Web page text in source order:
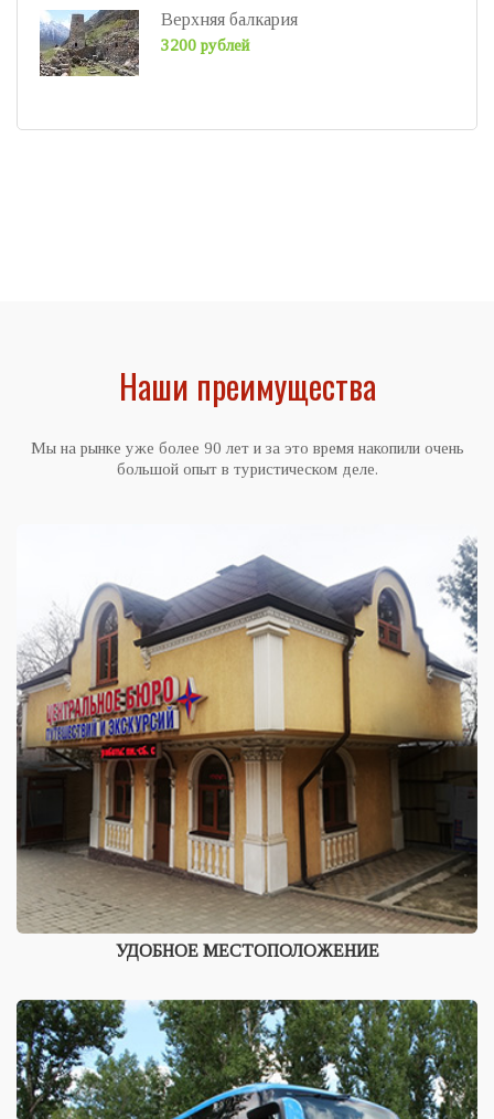
Верхняя балкария
3200 рублей
Наши преимущества
Мы на рынке уже более 90 лет и за это время накопили очень
большой опыт в туристическом деле.
УДОБНОЕ МЕСТОПОЛОЖЕНИЕ